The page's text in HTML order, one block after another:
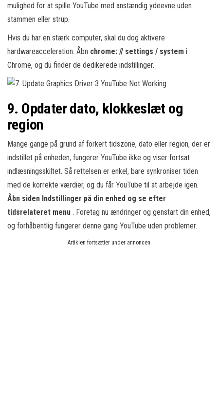
mulighed for at spille YouTube med anstændig ydeevne uden
stammen eller strup.
Hvis du har en stærk computer, skal du dog aktivere
hardwareacceleration. Åbn chrome: // settings / system i
Chrome, og du finder de dedikerede indstillinger.
9. Opdater dato, klokkeslæt og
region
Mange gange på grund af forkert tidszone, dato eller region, der er
indstillet på enheden, fungerer YouTube ikke og viser fortsat
indlæsningsskiltet. Så rettelsen er enkel, bare synkroniser tiden
med de korrekte værdier, og du får YouTube til at arbejde igen.
Åbn siden Indstillinger på din enhed og se efter
tidsrelateret menu . Foretag nu ændringer og genstart din enhed,
og forhåbentlig fungerer denne gang YouTube uden problemer.
Artiklen fortsætter under annoncen